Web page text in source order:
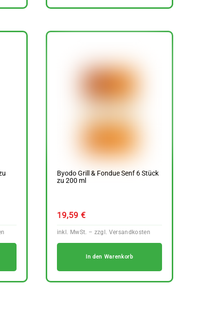
Byodo Grill & Fondue Senf 6 Stück
zu 200 ml
19,59 €
In den Warenkorb